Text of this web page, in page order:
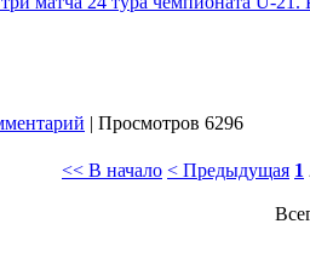
| Просмотров 6296
<< В начало < Предыдущая 1